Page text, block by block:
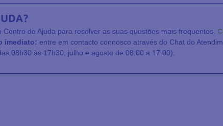
Centro de Ajuda para resolver as suas questões mais frequentes.
imediato: entre em contacto connosco através do Chat do
08h30 às 17h30, julho e agosto de 08:00 a 17:00).